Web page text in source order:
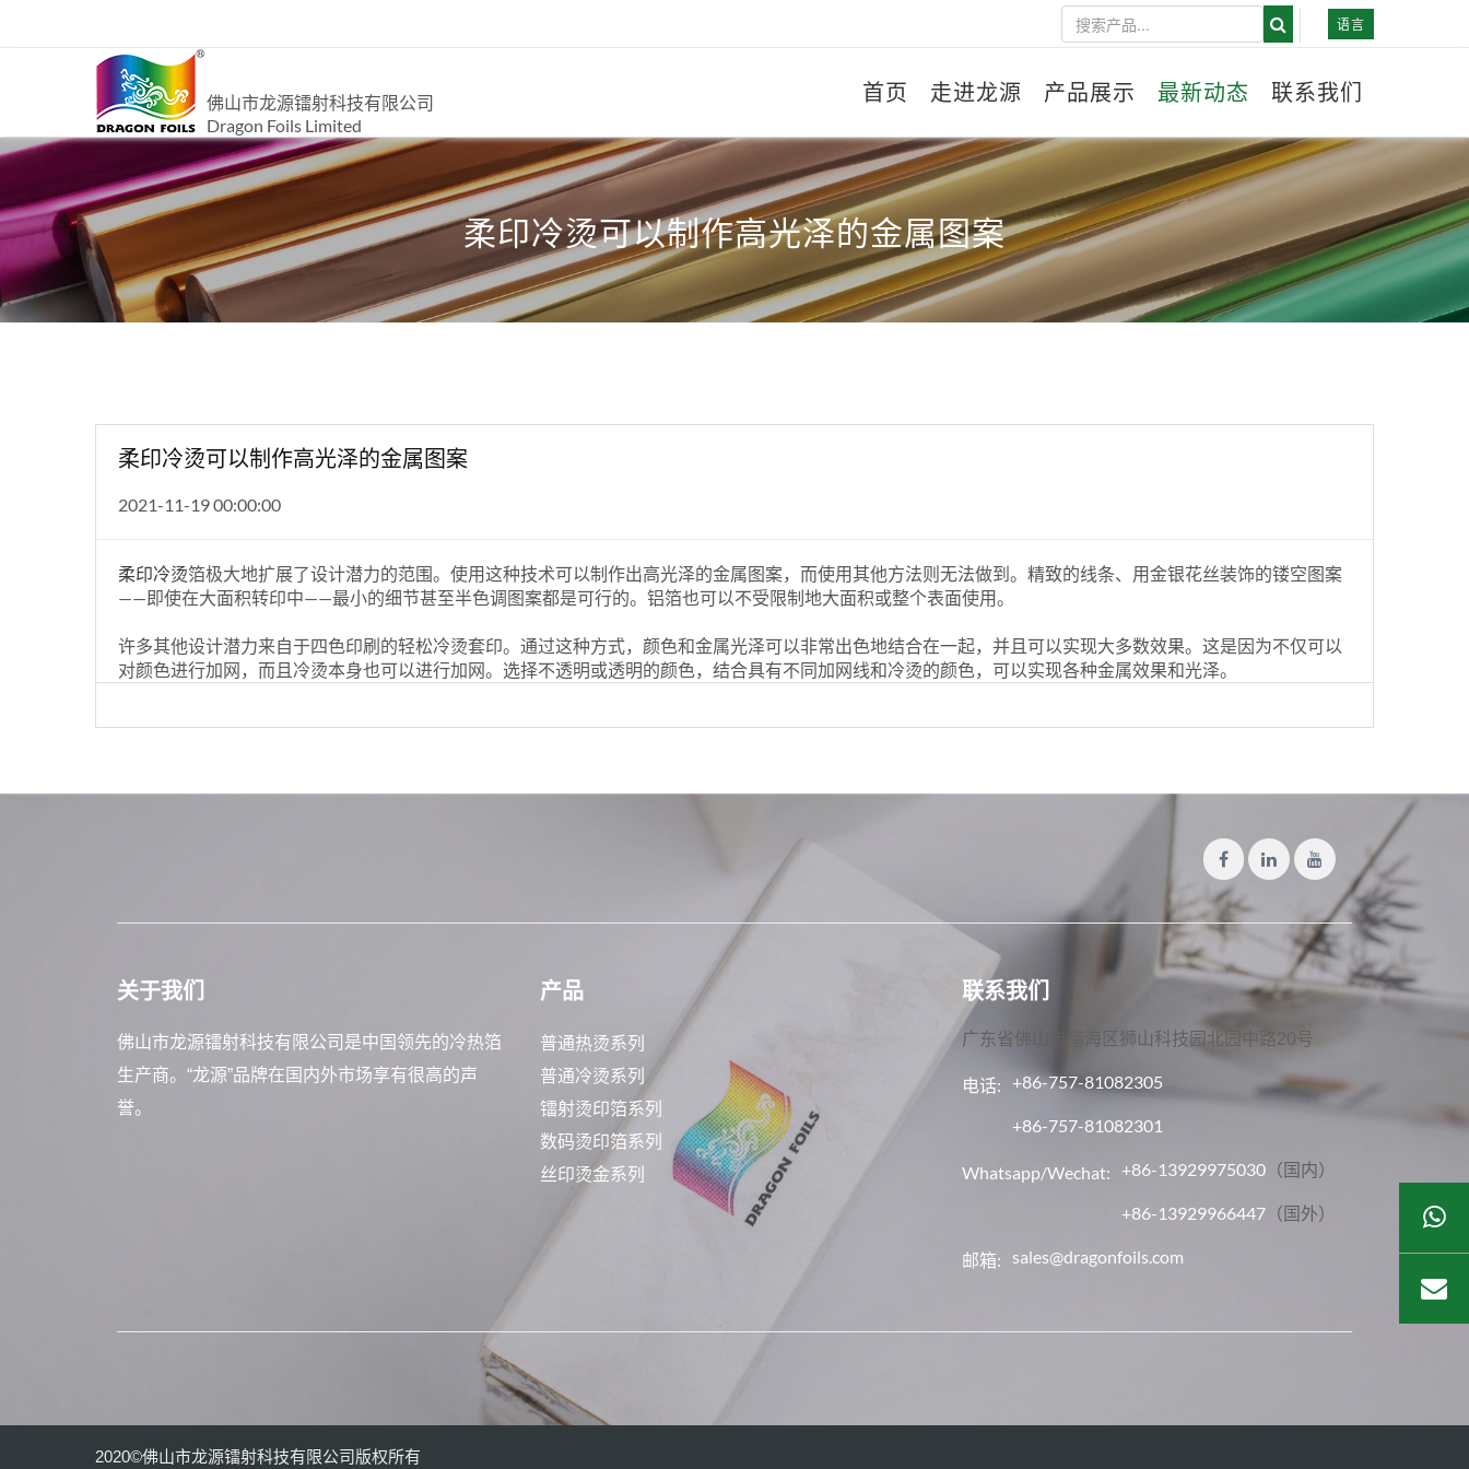
语言
佛山市龙源镭射科技有限公司
Dragon Foils Limited
首页 走进龙源 产品展示 最新动态 联系我们
柔印冷烫可以制作高光泽的金属图案
柔印冷烫可以制作高光泽的金属图案
2021-11-19 00:00:00
柔印冷烫箔极大地扩展了设计潜力的范围。使用这种技术可以制作出高光泽的金属图案，而使用其他方法则无法做到。精致的线条、用金银花丝装饰的镂空图案
——即使在大面积转印中——最小的细节甚至半色调图案都是可行的。铝箔也可以不受限制地大面积或整个表面使用。
许多其他设计潜力来自于四色印刷的轻松冷烫套印。通过这种方式，颜色和金属光泽可以非常出色地结合在一起，并且可以实现大多数效果。这是因为不仅可以
对颜色进行加网，而且冷烫本身也可以进行加网。选择不透明或透明的颜色，结合具有不同加网线和冷烫的颜色，可以实现各种金属效果和光泽。
关于我们
佛山市龙源镭射科技有限公司是中国领先的冷热箔
生产商。“龙源”品牌在国内外市场享有很高的声
誉。
产品
普通热烫系列
普通冷烫系列
镭射烫印箔系列
数码烫印箔系列
丝印烫金系列
联系我们
广东省佛山市南海区狮山科技园北园中路20号
电话: +86-757-81082305
+86-757-81082301
Whatsapp/Wechat: +86-13929975030 （国内）
+86-13929966447 （国外）
邮箱: sales@dragonfoils.com
2020©佛山市龙源镭射科技有限公司版权所有